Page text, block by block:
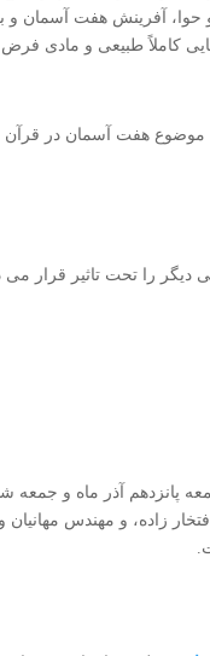
حوا، آفرینش هفت آسمان و
کاملاً طبیعی و مادی
موضوع هفت آسمان در قرآن
را تحت تاثیر قرار می
زاده، و مهندس